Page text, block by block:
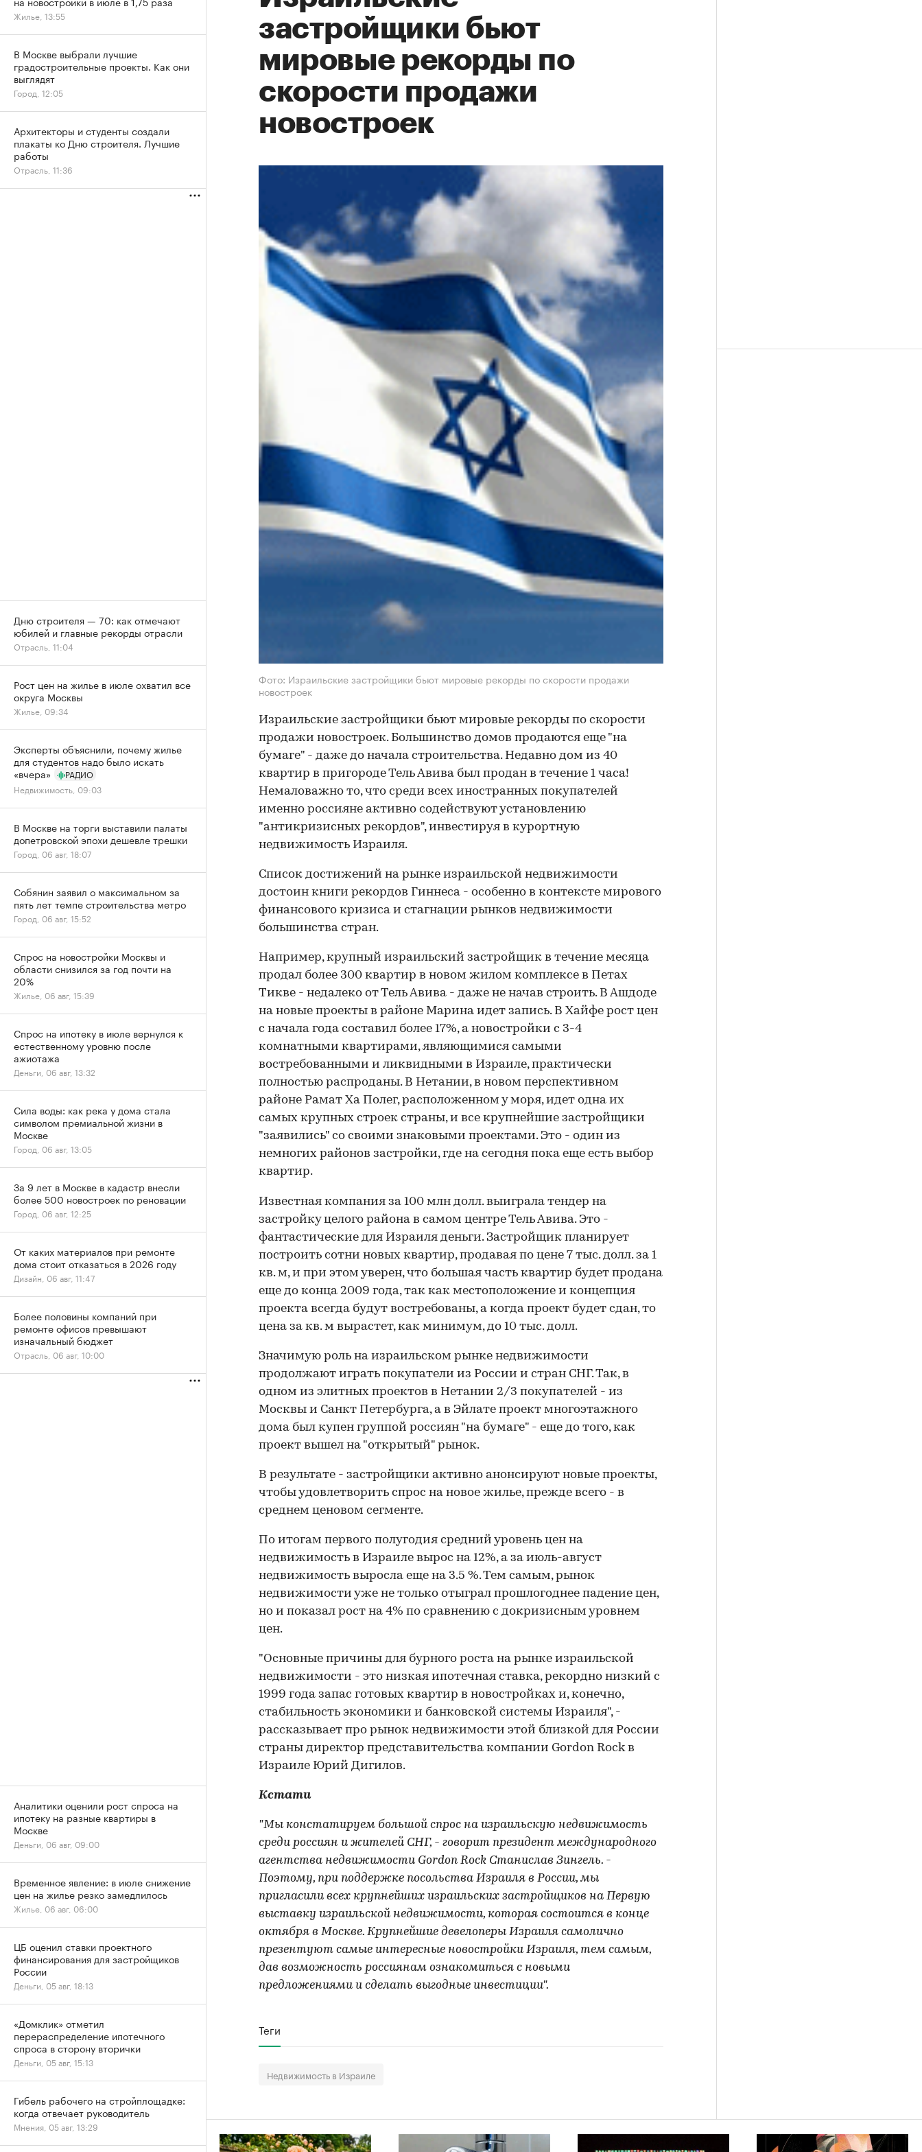
застройщики бьют
мировые рекорды по
скорости продажи
новостроек
Фото: Израильские застройщики бьют мировые рекорды по скорости продажи
новостроек
Израильские застройщики бьют мировые рекорды по скорости
продажи новостроек. Большинство домов продаются еще "на
бумаге" - даже до начала строительства. Недавно дом из 40
квартир в пригороде Тель Авива был продан в течение 1 часа!
Немаловажно то, что среди всех иностранных покупателей
именно россияне активно содействуют установлению
"антикризисных рекордов", инвестируя в курортную
недвижимость Израиля.
Список достижений на рынке израильской недвижимости
достоин книги рекордов Гиннеса - особенно в контексте мирового
финансового кризиса и стагнации рынков недвижимости
большинства стран.
Например, крупный израильский застройщик в течение месяца
продал более 300 квартир в новом жилом комплексе в Петах
Тикве - недалеко от Тель Авива - даже не начав строить. В Ашдоде
на новые проекты в районе Марина идет запись. В Хайфе рост цен
с начала года составил более 17%, а новостройки с 3-4
комнатными квартирами, являющимися самыми
востребованными и ликвидными в Израиле, практически
полностью распроданы. В Нетании, в новом перспективном
районе Рамат Ха Полег, расположенном у моря, идет одна их
самых крупных строек страны, и все крупнейшие застройщики
"заявились" со своими знаковыми проектами. Это - один из
немногих районов застройки, где на сегодня пока еще есть выбор
квартир.
00:00
Известная компания за 100 млн долл. выиграла тендер на
застройку целого района в самом центре Тель Авива. Это -
фантастические для Израиля деньги. Застройщик планирует
построить сотни новых квартир, продавая по цене 7 тыс. долл. за 1
кв. м, и при этом уверен, что большая часть квартир будет продана
еще до конца 2009 года, так как местоположение и концепция
проекта всегда будут востребованы, а когда проект будет сдан, то
цена за кв. м вырастет, как минимум, до 10 тыс. долл.
Значимую роль на израильском рынке недвижимости
продолжают играть покупатели из России и стран СНГ. Так, в
одном из элитных проектов в Нетании 2/3 покупателей - из
Москвы и Санкт Петербурга, а в Эйлате проект многоэтажного
дома был купен группой россиян "на бумаге" - еще до того, как
проект вышел на "открытый" рынок.
В результате - застройщики активно анонсируют новые проекты,
чтобы удовлетворить спрос на новое жилье, прежде всего - в
среднем ценовом сегменте.
По итогам первого полугодия средний уровень цен на
недвижимость в Израиле вырос на 12%, а за июль-август
недвижимость выросла еще на 3.5 %. Тем самым, рынок
недвижимости уже не только отыграл прошлогоднее падение цен,
но и показал рост на 4% по сравнению с докризисным уровнем
цен.
"Основные причины для бурного роста на рынке израильской
недвижимости - это низкая ипотечная ставка, рекордно низкий с
1999 года запас готовых квартир в новостройках и, конечно,
стабильность экономики и банковской системы Израиля", -
рассказывает про рынок недвижимости этой близкой для России
страны директор представительства компании Gordon Rock в
Израиле Юрий Дигилов.
Кстати
"Мы констатируем большой спрос на израильскую недвижимость
среди россиян и жителей СНГ, - говорит президент международного
агентства недвижимости Gordon Rock Станислав Зингель. -
Поэтому, при поддержке посольства Израиля в России, мы
пригласили всех крупнейших израильских застройщиков на Первую
выставку израильской недвижимости, которая состоится в конце
октября в Москве. Крупнейшие девелоперы Израиля самолично
презентуют самые интересные новостройки Израиля, тем самым,
дав возможность россиянам ознакомиться с новыми
предложениями и сделать выгодные инвестиции".
Теги
Недвижимость в Израиле
Жилье, 13:55
В Москве выбрали лучшие
градостроительные проекты. Как они
выглядят
Город, 12:05
Архитекторы и студенты создали
плакаты ко Дню строителя. Лучшие
работы
Отрасль, 11:36
Дню строителя — 70: как отмечают
юбилей и главные рекорды отрасли
Отрасль, 11:04
Рост цен на жилье в июле охватил все
округа Москвы
Жилье, 09:34
Эксперты объяснили, почему жилье
для студентов надо было искать
«вчера»
РАДИО
Недвижимость, 09:03
В Москве на торги выставили палаты
допетровской эпохи дешевле трешки
Город, 06 авг, 18:07
Собянин заявил о максимальном за
пять лет темпе строительства метро
Город, 06 авг, 15:52
Спрос на новостройки Москвы и
области снизился за год почти на
20%
Жилье, 06 авг, 15:39
Спрос на ипотеку в июле вернулся к
естественному уровню после
ажиотажа
Деньги, 06 авг, 13:32
Сила воды: как река у дома стала
символом премиальной жизни в
Москве
Город, 06 авг, 13:05
За 9 лет в Москве в кадастр внесли
более 500 новостроек по реновации
Город, 06 авг, 12:25
От каких материалов при ремонте
дома стоит отказаться в 2026 году
Дизайн, 06 авг, 11:47
Более половины компаний при
ремонте офисов превышают
изначальный бюджет
Отрасль, 06 авг, 10:00
Аналитики оценили рост спроса на
ипотеку на разные квартиры в
Москве
Деньги, 06 авг, 09:00
Временное явление: в июле снижение
цен на жилье резко замедлилось
Жилье, 06 авг, 06:00
ЦБ оценил ставки проектного
финансирования для застройщиков
России
Деньги, 05 авг, 18:13
«Домклик» отметил
перераспределение ипотечного
спроса в сторону вторички
Деньги, 05 авг, 15:13
Гибель рабочего на стройплощадке:
когда отвечает руководитель
Мнения, 05 авг, 13:29